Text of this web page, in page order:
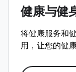
健康与健
将健康服务和
用，让您的健